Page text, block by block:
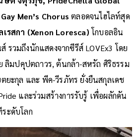
Men’s Chorusตลอดจนไฮไลท์สุด
เรสกา (Xenon Loresca)โกบอลอิน
รวมถึงนักแสดงจากซีรีส์ LOVEx3 โดย
มปคุปตถาวร, ต้นกล้า-สหรัถ ศิริธรรม
ยะกุล และ พีค-วีรภัทร ยั่งยืนสกุลเดช
และร่วมสร้างการรับรู้ เพื่อผลักดัน
ระดับโลก